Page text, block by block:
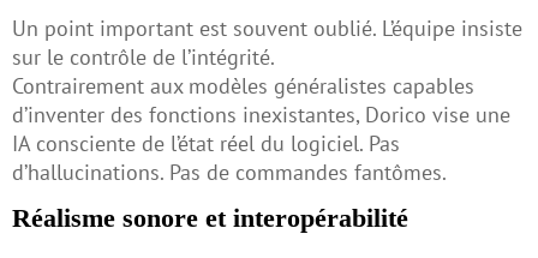
Un point important est souvent oublié. L’équipe insiste
sur le contrôle de l’intégrité.
Contrairement aux modèles généralistes capables
d’inventer des fonctions inexistantes, Dorico vise une
IA consciente de l’état réel du logiciel. Pas
d’hallucinations. Pas de commandes fantômes.
Réalisme sonore et interopérabilité